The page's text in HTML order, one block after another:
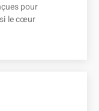
pour
le cœur